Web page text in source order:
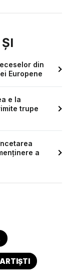
din
Europene
e la
trupe
a
ARTIȘTI